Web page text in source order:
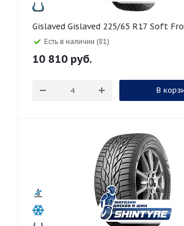
Gislaved Gislaved 225/65 R17 Soft
Есть в наличии (81)
10 810 руб.
В